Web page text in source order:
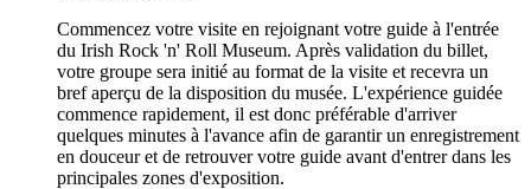
Commencez votre visite en rejoignant votre guide à l'entrée
du Irish Rock 'n' Roll Museum. Après validation du billet,
votre groupe sera initié au format de la visite et recevra un
bref aperçu de la disposition du musée. L'expérience guidée
commence rapidement, il est donc préférable d'arriver
quelques minutes à l'avance afin de garantir un enregistrement
en douceur et de retrouver votre guide avant d'entrer dans les
principales zones d'exposition.